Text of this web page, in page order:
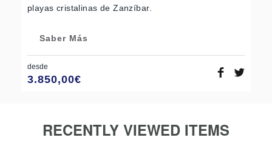
playas cristalinas de Zanzíbar.
Saber Más
desde
3.850,00€
RECENTLY VIEWED ITEMS